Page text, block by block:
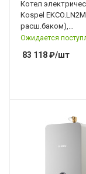
Котел
Kospel
расш.баком),
погодозависимое
Ожидается
83 118₽/шт